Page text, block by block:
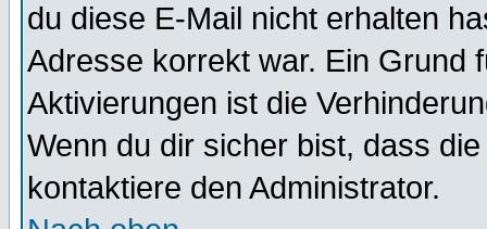
du diese E-Mail nicht erhalten
Adresse korrekt war. Ein Grund
Aktivierungen ist die
Wenn du dir sicher bist, dass
kontaktiere den Administrator.